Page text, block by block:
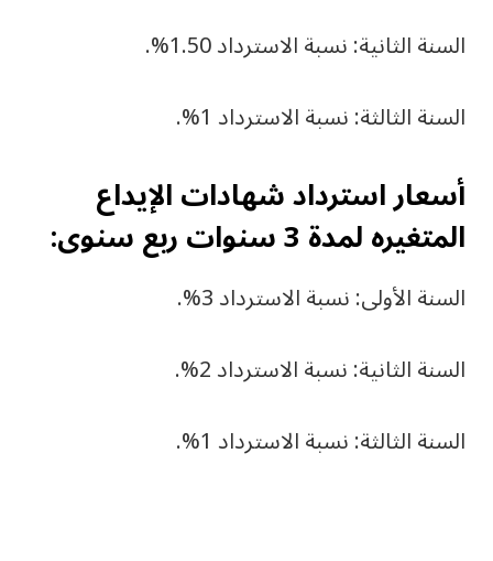
السنة الثانية: نسبة الاسترداد 1.50%.
السنة الثالثة: نسبة الاسترداد 1%.
أسعار استرداد شهادات الإيداع
المتغيره لمدة 3 سنوات ربع سنوى:
السنة الأولى: نسبة الاسترداد 3%.
السنة الثانية: نسبة الاسترداد 2%.
السنة الثالثة: نسبة الاسترداد 1%.